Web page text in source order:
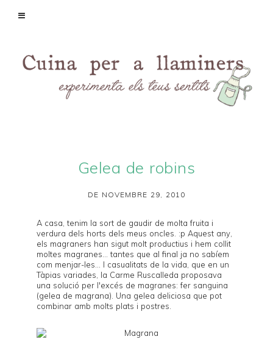
Gelea de robins
DE NOVEMBRE 29, 2010
A casa, tenim la sort de gaudir de molta fruita i
verdura dels horts dels meus oncles. :p Aquest any,
els magraners han sigut molt productius i hem collit
moltes magranes... tantes que al final ja no sabíem
com menjar-les... I casualitats de la vida, que en un
Tàpias variades , la Carme Ruscalleda proposava
una solució per l'excés de magranes: fer sanguina
(gelea de magrana). Una gelea deliciosa que pot
combinar amb molts plats i postres.